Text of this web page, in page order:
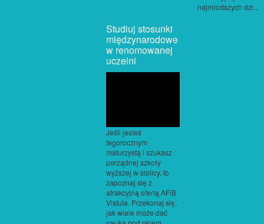
najmłodszych dzi...
Studiuj stosunki
międzynarodowe
w renomowanej
uczelni
Jeśli jesteś
tegorocznym
maturzystą i szukasz
porządnej szkoły
wyższej w stolicy, to
zapoznaj się z
atrakcyjną ofertą AFiB
Vistula. Przekonaj się,
jak wiele może dać